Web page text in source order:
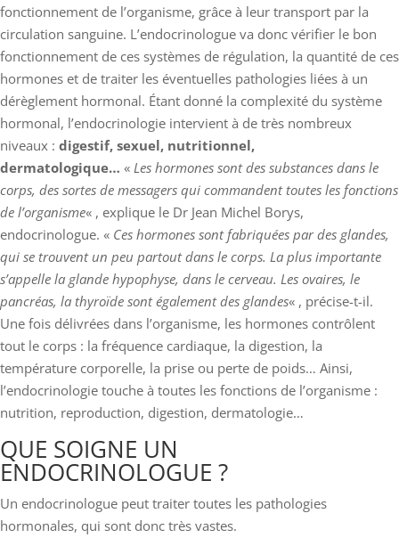
fonctionnement de l’organisme, grâce à leur transport par la
circulation sanguine. L’endocrinologue va donc vérifier le bon
fonctionnement de ces systèmes de régulation, la quantité de ces
hormones et de traiter les éventuelles pathologies liées à un
dérèglement hormonal. Étant donné la complexité du système
hormonal, l’endocrinologie intervient à de très nombreux
niveaux : digestif, sexuel, nutritionnel,
dermatologique… « Les hormones sont des substances dans le
corps, des sortes de messagers qui commandent toutes les fonctions
de l’organisme« , explique le Dr Jean Michel Borys,
endocrinologue. « Ces hormones sont fabriquées par des glandes,
qui se trouvent un peu partout dans le corps. La plus importante
s’appelle la glande hypophyse, dans le cerveau. Les ovaires, le
pancréas, la thyroïde sont également des glandes« , précise-t-il.
Une fois délivrées dans l’organisme, les hormones contrôlent
tout le corps : la fréquence cardiaque, la digestion, la
température corporelle, la prise ou perte de poids… Ainsi,
l’endocrinologie touche à toutes les fonctions de l’organisme :
nutrition, reproduction, digestion, dermatologie…
QUE SOIGNE UN
ENDOCRINOLOGUE ?
Un endocrinologue peut traiter toutes les pathologies
hormonales, qui sont donc très vastes.